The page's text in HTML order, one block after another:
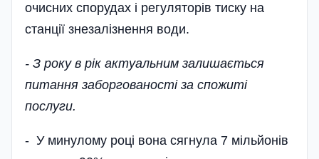
очисних спорудах і регуляторів тиску на
станції знезалізнення води.
- З року в рік актуальним залишається
питання заборгованості за спожиті
послуги.
- У минулому році вона сягнула 7 мільйонів